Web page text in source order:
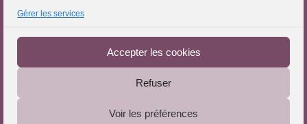
Gérer les services
Accepter les cookies
Refuser
Voir les préférences
Le Portail de l'Analyse des Pratiques © 2025 - Tous droits
Téléchargez le Guide